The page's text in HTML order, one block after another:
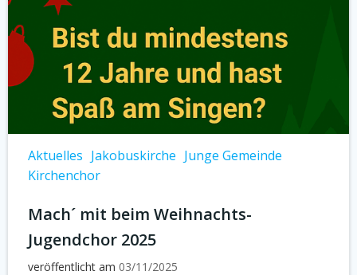
Aktuelles Jakobuskirche Junge Gemeinde
Kirchenchor
Mach´ mit beim Weihnachts-
Jugendchor 2025
veröffentlicht am 03/11/2025